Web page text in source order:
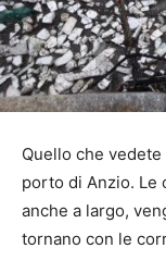
Quello che
porto di Anzio. Le
anche a largo,
tornano con le